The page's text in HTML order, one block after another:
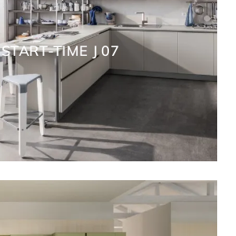
START-TIME J 07